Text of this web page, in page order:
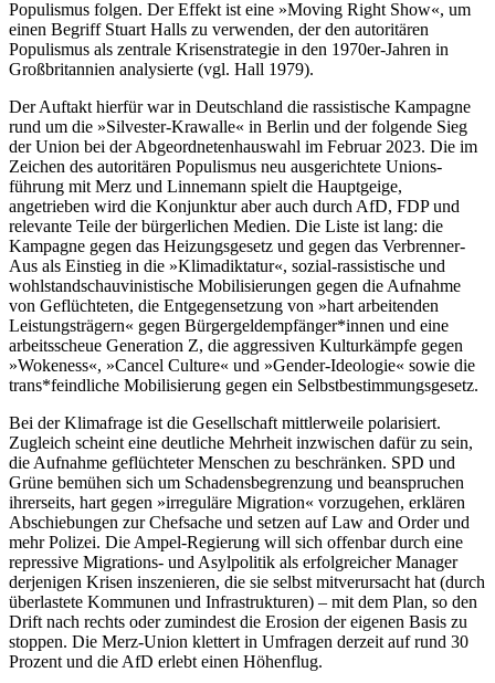
Populismus folgen. Der Effekt ist eine »Moving Right Show«, um
einen Begriff Stuart Halls zu verwenden, der den autoritären
Populismus als zentrale Krisenstrategie in den 1970er-Jahren in
Großbritannien analysierte (vgl. Hall 1979).
Der Auftakt hierfür war in Deutschland die rassistische Kampagne
rund um die ­»Silvester-Krawalle« in Berlin und der folgende Sieg
der Union bei der Abgeordnetenhauswahl im Februar 2023. Die im
Zeichen des autoritären Populismus neu ausgerichtete Unions-
führung mit Merz und Linnemann spielt die Hauptgeige,
angetrieben wird die Konjunktur aber auch durch AfD, FDP und
relevante Teile der bürgerlichen Medien. Die Liste ist lang: die
Kampagne gegen das Heizungsgesetz und gegen das Verbrenner-
Aus als Einstieg in die »Klimadiktatur«, sozial-rassistische und
wohlstandschauvinistische Mobilisierungen gegen die Aufnahme
von Geflüchteten, die Entgegensetzung von »hart arbeitenden
Leistungsträgern« gegen Bürgergeldempfänger*innen und eine
arbeitsscheue Generation Z, die aggressiven Kulturkämpfe gegen
»Wokeness«, »Cancel Culture« und »Gender-Ideologie« sowie die
trans*feindliche Mobilisierung gegen ein Selbstbestimmungsgesetz.
Bei der Klimafrage ist die Gesellschaft mittlerweile polarisiert.
Zugleich scheint eine deutliche Mehrheit inzwischen dafür zu sein,
die Aufnahme geflüchteter Menschen zu beschränken. SPD und
Grüne bemühen sich um Schadensbegrenzung und beanspruchen
ihrerseits, hart gegen »irreguläre Migration« vorzugehen, erklären
Abschiebungen zur Chefsache und setzen auf Law and Order und
mehr Polizei. Die Ampel-Regierung will sich offenbar durch eine
repressive Migrations- und Asylpolitik als erfolgreicher Manager
derjenigen Krisen inszenieren, die sie selbst mitverursacht hat (durch
überlastete Kommunen und Infrastrukturen) – mit dem Plan, so den
Drift nach rechts oder zumindest die Erosion der eigenen Basis zu
stoppen. Die Merz-Union klettert in Umfragen derzeit auf rund 30
Prozent und die AfD erlebt einen Höhenflug.